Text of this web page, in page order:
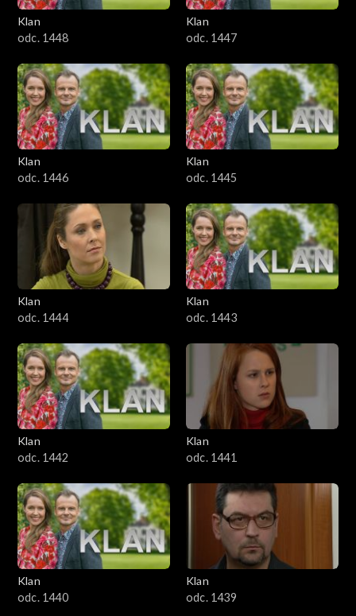
Klan
odc. 1448
Klan
odc. 1447
Klan
odc. 1446
Klan
odc. 1445
Klan
odc. 1444
Klan
odc. 1443
Klan
odc. 1442
Klan
odc. 1441
Klan
odc. 1440
Klan
odc. 1439